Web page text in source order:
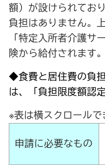
額）が設けられてお
負担はありません。
「特定入所者介護サ
険から給付されます。
◆食費と居住費の負
は、「負担限度額認
※表は横スクロールで
申請に必要なもの